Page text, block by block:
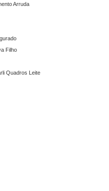
Arruda
Filho
Quadros Leite